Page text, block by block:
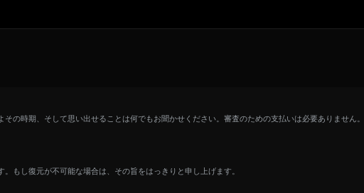
の時期、そして思い出せることは何でもお聞かせください。審査のための支払いは必要ありません。
もし復元が不可能な場合は、その旨をはっきりと申し上げます。